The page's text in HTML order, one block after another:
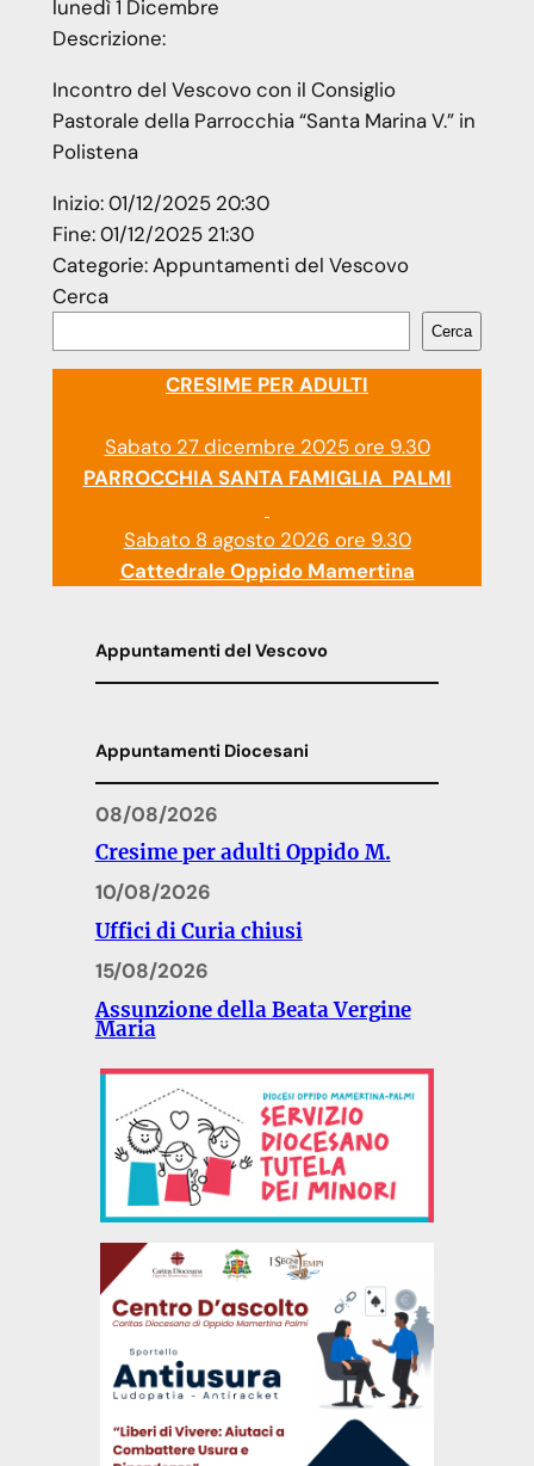
lunedì1 Dicembre
Descrizione:
Incontro del Vescovo con il Consiglio
Pastorale della Parrocchia “Santa Marina V.” in
Polistena
Inizio:01/12/2025 20:30
Fine:01/12/2025 21:30
Categorie:Appuntamenti del Vescovo
Cerca
Cerca
CRESIME PER ADULTI
Sabato 27 dicembre 2025 ore 9.30
PARROCCHIA SANTA FAMIGLIA PALMI
Sabato 8 agosto 2026 ore 9.30
Cattedrale Oppido Mamertina
Appuntamenti del Vescovo
Appuntamenti Diocesani
08/08/2026
Cresime per adulti Oppido M.
10/08/2026
Uffici di Curia chiusi
15/08/2026
Assunzione della Beata Vergine
Maria